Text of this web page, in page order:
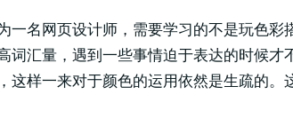
一名网页设计师，需要学习的不是玩色
词汇量，遇到一些事情迫于表达的时候
这样一来对于颜色的运用依然是生疏的